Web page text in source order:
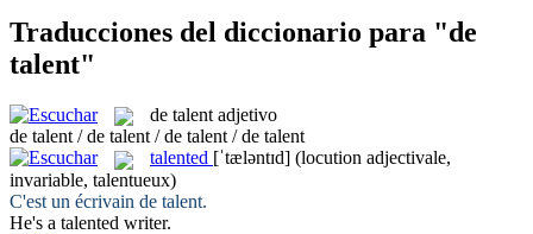
Traducciones del diccionario para "de
talent"
de talent adjetivo
de talent / de talent / de talent / de talent
talented [ˈtæləntɪd] (locution adjectivale,
invariable, talentueux)
C'est un écrivain de talent.
He's a talented writer.